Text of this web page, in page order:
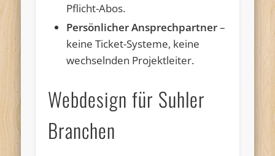
Pflicht-Abos.
Persönlicher Ansprechpartner–
keine Ticket-Systeme, keine
wechselnden Projektleiter.
Webdesign für Suhler
Branchen